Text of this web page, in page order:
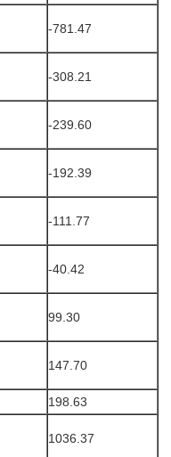
-781.47
-308.21
-239.60
-192.39
-111.77
-40.42
99.30
147.70
198.63
1036.37